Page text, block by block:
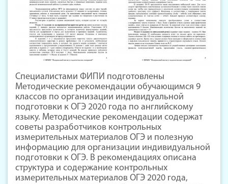
Специалистами ФИПИ подготовлены
Методические рекомендации обучающимся 9
классов по организации индивидуальной
подготовки к ОГЭ 2020 года по английскому
языку. Методические рекомендации содержат
советы разработчиков контрольных
измерительных материалов ОГЭ и полезную
информацию для организации индивидуальной
подготовки к ОГЭ. В рекомендациях описана
структура и содержание контрольных
измерительных материалов ОГЭ 2020 года,